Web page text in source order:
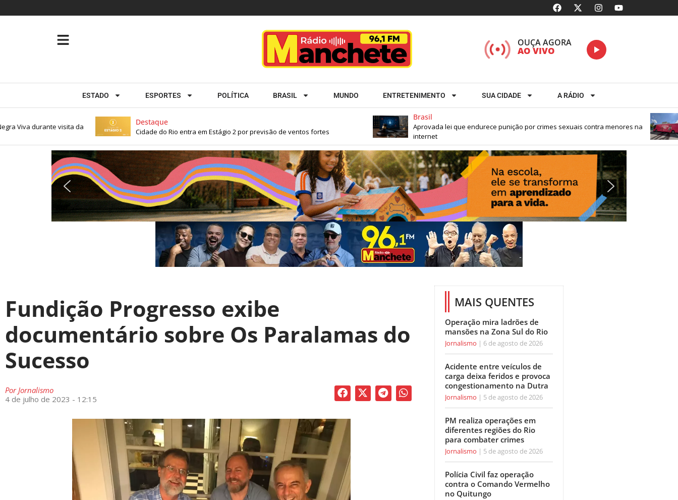
OUÇA AGORA
AO VIVO
ESTADO ESPORTES POLÍTICA BRASIL MUNDO ENTRETENIMENTO SUA CIDADE A RÁDIO
Destaque
Cidade do Rio entra em Estágio 2 por previsão de ventos fortes
Brasil
Aprovada lei que endurece punição por crimes sexuais contra menores na
internet
Viva durante visita da
Fundição Progresso exibe
documentário sobre Os Paralamas do
Sucesso
PorJornalismo
4 de julho de 2023 - 12:15
MAIS QUENTES
Operação mira ladrões de
mansões na Zona Sul do Rio
Jornalismo 6 de agosto de 2026
Acidente entre veículos de
carga deixa feridos e provoca
congestionamento na Dutra
Jornalismo 5 de agosto de 2026
PM realiza operações em
diferentes regiões do Rio
para combater crimes
Jornalismo 5 de agosto de 2026
Polícia Civil faz operação
contra o Comando Vermelho
no Quitungo